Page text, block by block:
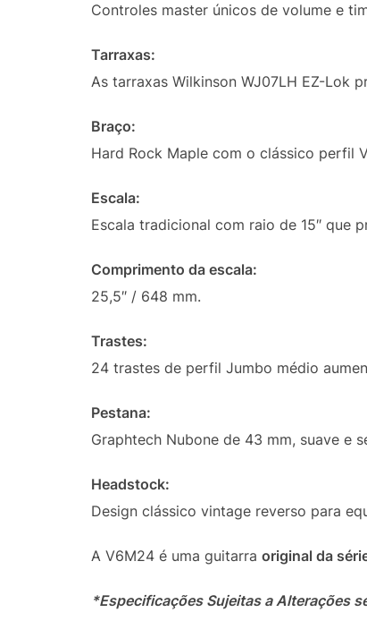
Controles master únicos de volume e
Tarraxas:
As tarraxas Wilkinson WJ07LH EZ-Lok
Braço:
Hard Rock Maple com o clássico perfil
Escala:
Escala tradicional com raio de 15″ que
Comprimento da escala:
25,5″ / 648 mm.
Trastes:
24 trastes de perfil Jumbo médio
Pestana:
Graphtech Nubone de 43 mm, suave e
Headstock:
Design clássico vintage reverso para
A V6M24 é uma guitarra original da
*Especificações Sujeitas a Alterações